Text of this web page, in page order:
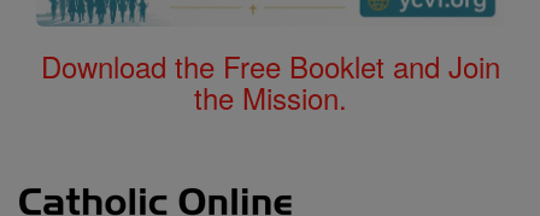
Download the Free Booklet and Join
the Mission.